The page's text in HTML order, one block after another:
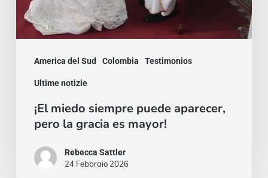
America del Sud Colombia Testimonios
Ultime notizie
¡El miedo siempre puede aparecer,
pero la gracia es mayor!
Rebecca Sattler
24 Febbraio 2026